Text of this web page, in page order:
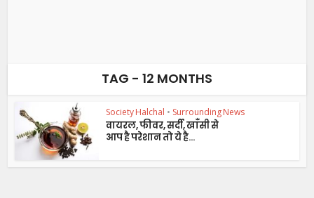
TAG - 12 MONTHS
Society Halchal • Surrounding News
वायरल, फीवर, सर्दी, खाँसी से
आप है परेशान तो ये है...